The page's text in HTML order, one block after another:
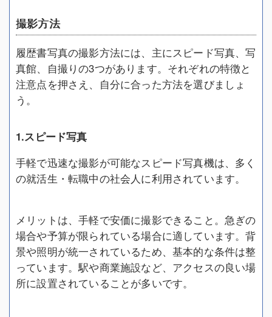
撮影方法
履歴書写真の撮影方法には、主にスピード写真、写
真館、自撮りの3つがあります。それぞれの特徴と
注意点を押さえ、自分に合った方法を選びましょ
う。
1.スピード写真
手軽で迅速な撮影が可能なスピード写真機は、多く
の就活生・転職中の社会人に利用されています。
メリットは、手軽で安価に撮影できること。急ぎの
場合や予算が限られている場合に適しています。背
景や照明が統一されているため、基本的な条件は整
っています。駅や商業施設など、アクセスの良い場
所に設置されていることが多いです。